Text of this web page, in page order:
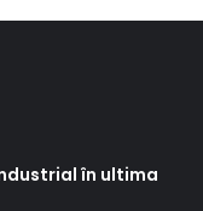
în ultima